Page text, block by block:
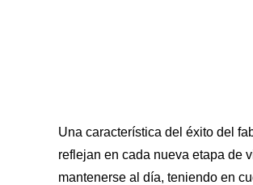
Una característica del éxito del
reflejan en cada nueva etapa de
mantenerse al día, teniendo en